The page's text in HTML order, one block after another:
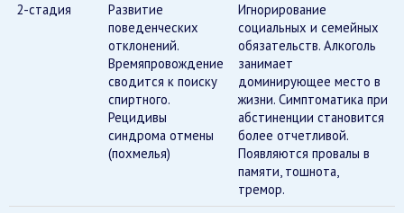
2-стадия
Развитие
поведенческих
отклонений.
Времяпровождение
сводится к поиску
спиртного.
Рецидивы
синдрома отмены
(похмелья)
Игнорирование
социальных и семейных
обязательств. Алкоголь
занимает
доминирующее место в
жизни. Симптоматика при
абстиненции становится
более отчетливой.
Появляются провалы в
памяти, тошнота,
тремор.